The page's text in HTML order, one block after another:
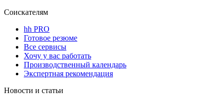
Соискателям
hh PRO
Готовое резюме
Все сервисы
Хочу у вас работать
Производственный календарь
Экспертная рекомендация
Новости и статьи